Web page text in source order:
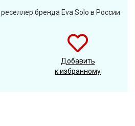
бренда Eva Solo в России
Добавить
к избранному